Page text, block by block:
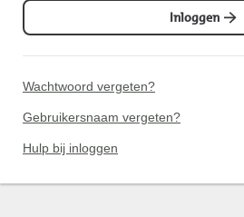
Inloggen
Wachtwoord vergeten?
Gebruikersnaam vergeten?
Hulp bij inloggen